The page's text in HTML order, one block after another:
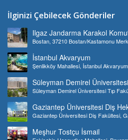
İlginizi Çebilecek Gönderiler
Ilgaz Jandarma Karakol
Bostan, 37210 Bostan/Kastamonu
İstanbul Akvaryum
Şenlikköy Mahallesi, İstanbul
Süleyman Demirel
Süleyman Demirel Üniversitesi Tıp
Gaziantep Üniversitesi Diş
Gaziantep Üniversitesi Diş Fakültesi,
Meşhur Tostçu İsmail